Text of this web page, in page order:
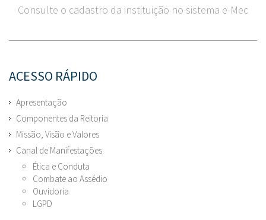
Consulte o cadastro da instituição no sistema e-Mec
ACESSO RÁPIDO
Apresentação
Componentes da Reitoria
Missão, Visão e Valores
Canal de Manifestações
Ética e Conduta
Combate ao Assédio
Ouvidoria
LGPD